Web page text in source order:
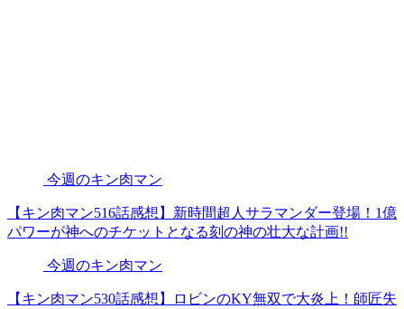
今週のキン肉マン
【キン肉マン516話感想】新時間超人サラマンダー登場！1億
パワーが神へのチケットとなる刻の神の壮大な計画!!
今週のキン肉マン
【キン肉マン530話感想】ロビンのKY無双で大炎上！師匠失